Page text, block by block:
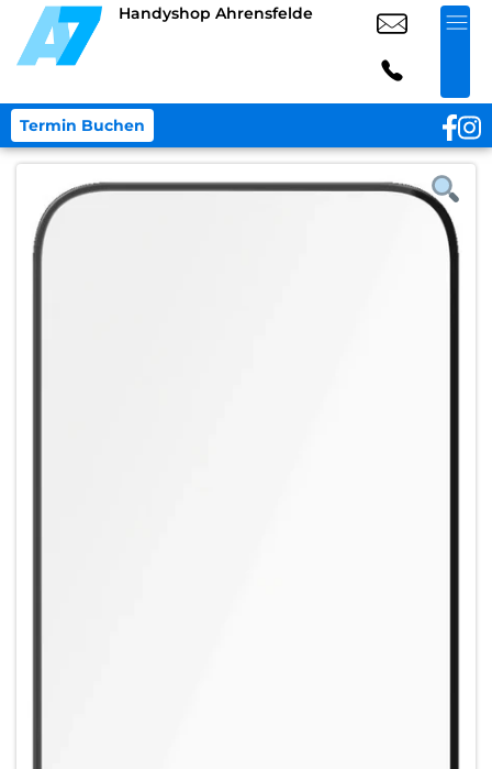
Handyshop Ahrensfelde
Termin Buchen